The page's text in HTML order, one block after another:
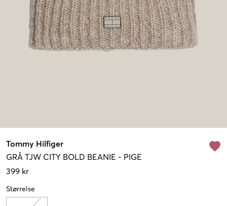
Tommy Hilfiger
GRÅ TJW CITY BOLD BEANIE - PIGE
399 kr
Størrelse